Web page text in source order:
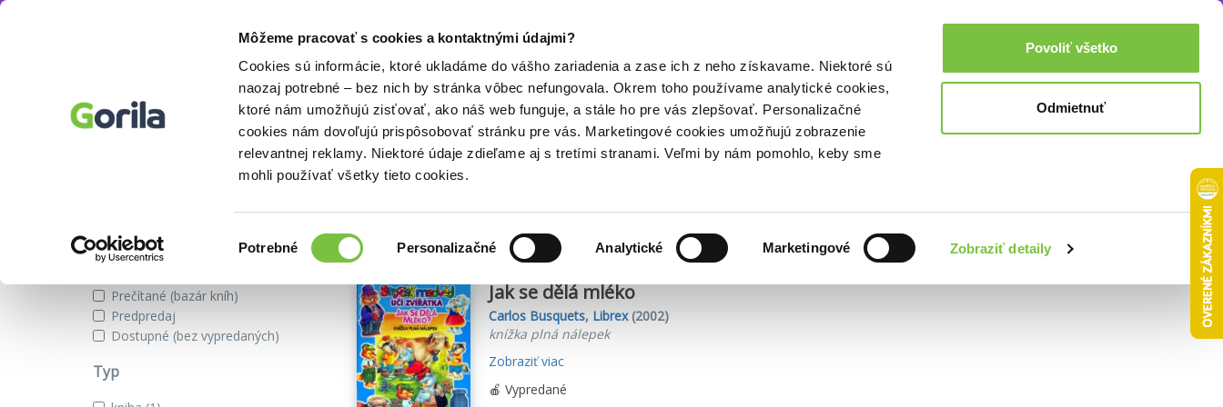
Môžeme pracovať s cookies a kontaktnými údajmi?
Cookies sú informácie, ktoré ukladáme do vášho zariadenia a zase ich z neho získavame. Niektoré sú
naozaj potrebné – bez nich by stránka vôbec nefungovala. Okrem toho používame analytické cookies,
ktoré nám umožňujú zisťovať, ako náš web funguje, a stále ho pre vás zlepšovať. Personalizačné
cookies nám dovoľujú prispôsobovať stránku pre vás. Marketingové cookies umožňujú zobrazenie
relevantnej reklamy. Niektoré údaje zdieľame aj s tretími stranami. Veľmi by nám pomohlo, keby sme
mohli používať všetky tieto cookies.
súhlasu
Potrebné Personalizačné Analytické Marketingové Zobraziť detaily
Povoliť všetko
Odmietnuť
Doplnky Prihlásenie 0,00€
Strýček medvěd učí zvířátka Akcie a zľavy
Edícia Strýček medvěd učí zvířátka
Novinky
Zľavnené tituly
Prečítané (bazár kníh)
Predpredaj
Dostupné (bez vypredaných)
Typ
Jak se dělá mléko
Carlos Busquets, Librex(2002)
knížka plná nálepek
Zobraziť viac
🍎 Vypredané